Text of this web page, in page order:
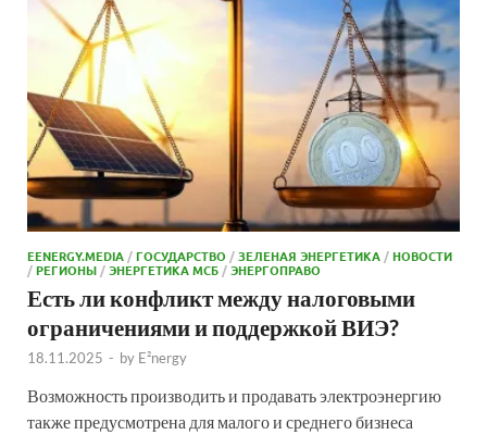
EENERGY.MEDIA /ГОСУДАРСТВО /ЗЕЛЕНАЯ ЭНЕРГЕТИКА /НОВОСТИ
/РЕГИОНЫ /ЭНЕРГЕТИКА МСБ /ЭНЕРГОПРАВО
Есть ли конфликт между налоговыми
ограничениями и поддержкой ВИЭ?
18.11.2025 - by E²nergy
Возможность производить и продавать электроэнергию
также предусмотрена для малого и среднего бизнеса